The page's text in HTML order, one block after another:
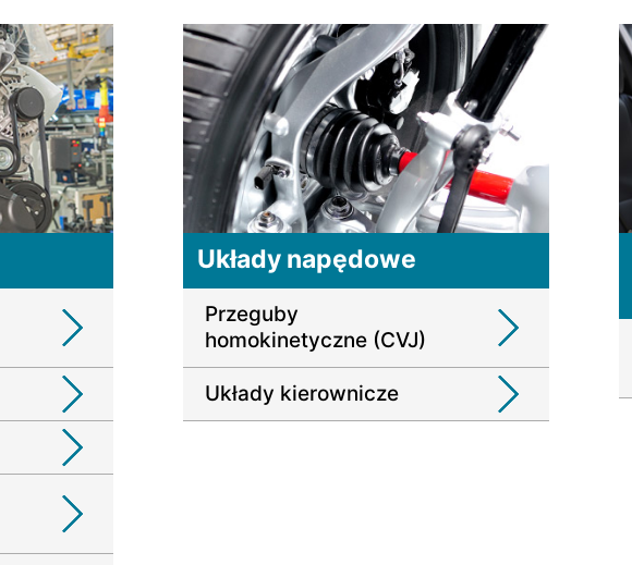
Układy napędowe
Przeguby
homokinetyczne (CVJ)
Układy kierownicze